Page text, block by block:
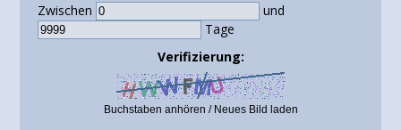
Zwischen
und
Tage
Verifizierung:
Buchstaben anhören / Neues Bild laden